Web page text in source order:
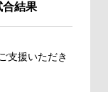
合結果
支援いただき